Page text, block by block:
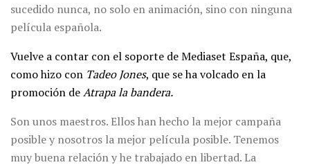
sucedido nunca, no solo en animación, sino con ninguna
película española.
Vuelve a contar con el soporte de Mediaset España, que,
como hizo con Tadeo Jones, que se ha volcado en la
promoción deAtrapa la bandera.
Son unos maestros. Ellos han hecho la mejor campaña
posible y nosotros la mejor película posible. Tenemos
muy buena relación y he trabajado en libertad. La